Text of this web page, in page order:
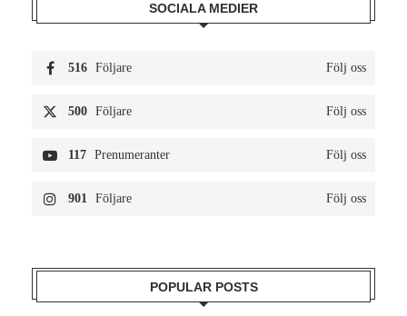
SOCIALA MEDIER
516 Följare Följ oss
500 Följare Följ oss
117 Prenumeranter Följ oss
901 Följare Följ oss
POPULAR POSTS